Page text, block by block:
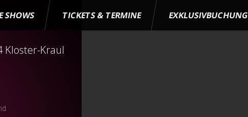
SHOWS TICKETS & TERMINE EXKLUSIVBUCHUNG
Kloster-Kraul